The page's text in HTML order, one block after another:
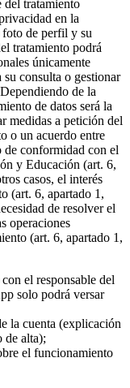
del tratamiento
en la
de perfil y su
tratamiento podrá
únicamente
su consulta o gestionar
de la
de datos será la
medidas a petición del
o un acuerdo entre
de conformidad con el
y Educación (art. 6,
casos, el interés
(art. 6, apartado 1,
de resolver el
operaciones
(art. 6, apartado 1,
el responsable del
solo podrá versar
la cuenta (explicación
de alta);
el funcionamiento